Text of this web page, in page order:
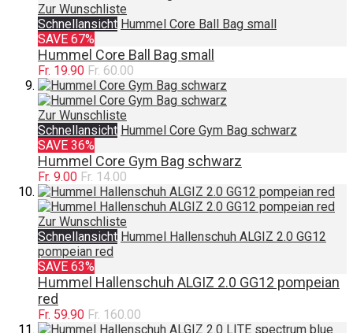
Zur Wunschliste
Schnellansicht Hummel Core Ball Bag small
SAVE 67%
Hummel Core Ball Bag small
Fr. 19.90 Fr. 60.00
Zur Wunschliste
Schnellansicht Hummel Core Gym Bag schwarz
SAVE 36%
Hummel Core Gym Bag schwarz
Fr. 9.00 Fr. 14.00
Zur Wunschliste
Schnellansicht Hummel Hallenschuh ALGIZ 2.0 GG12
pompeian red
SAVE 63%
Hummel Hallenschuh ALGIZ 2.0 GG12 pompeian
red
Fr. 59.90 Fr. 160.00